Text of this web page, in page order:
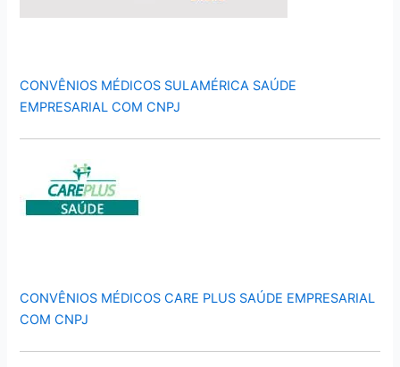
CONVÊNIOS MÉDICOS SULAMÉRICA SAÚDE
EMPRESARIAL COM CNPJ
CONVÊNIOS MÉDICOS CARE PLUS SAÚDE EMPRESARIAL
COM CNPJ